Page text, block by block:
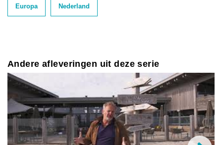
Europa Nederland
Andere afleveringen uit deze serie